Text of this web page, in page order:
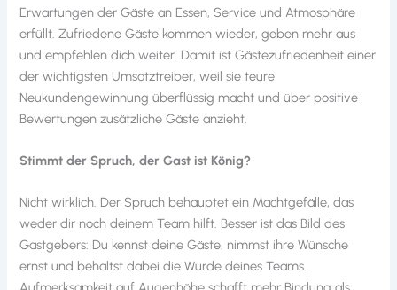
Erwartungen der Gäste an Essen, Service und Atmosphäre
erfüllt. Zufriedene Gäste kommen wieder, geben mehr aus
und empfehlen dich weiter. Damit ist Gästezufriedenheit einer
der wichtigsten Umsatztreiber, weil sie teure
Neukundengewinnung überflüssig macht und über positive
Bewertungen zusätzliche Gäste anzieht.
Stimmt der Spruch, der Gast ist König?
Nicht wirklich. Der Spruch behauptet ein Machtgefälle, das
weder dir noch deinem Team hilft. Besser ist das Bild des
Gastgebers: Du kennst deine Gäste, nimmst ihre Wünsche
ernst und behältst dabei die Würde deines Teams.